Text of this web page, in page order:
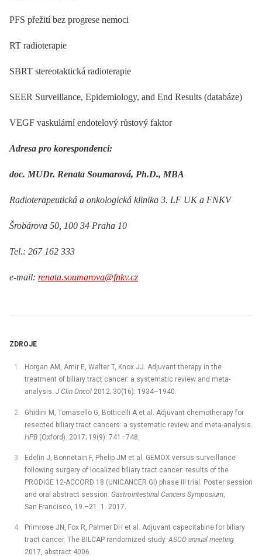
PFS přežití bez progrese nemoci
RT radioterapie
SBRT stereotaktická radioterapie
SEER Surveillance, Epidemiology, and End Results (databáze)
VEGF vaskulární endotelový růstový faktor
Adresa pro korespondenci:
doc. MUDr. Renata Soumarová, Ph.D., MBA
Radioterapeutická a onkologická klinika 3. LF UK a FNKV
Šrobárova 50, 100 34 Praha 10
Tel.: 267 162 333
e-mail: renata.soumarova@fnkv.cz
ZDROJE
Horgan AM, Amir E, Walter T, Knox JJ. Adjuvant therapy in the
treatment of biliary tract cancer: a systematic review and meta-
analysis. J Clin Oncol2012; 30(16): 1934–1940.
Ghidini M, Tomasello G, Botticelli A et al. Adjuvant chemotherapy for
resected biliary tract cancers: a systematic review and meta-analysis.
HPB(Oxford). 2017; 19(9): 741–748.
Edelin J, Bonnetain F, Phelip JM et al. GEMOX versus surveillance
following surgery of localized biliary tract cancer: results of the
PRODIGE 12-ACCORD 18 (UNICANCER GI) phase III trial. Poster session
and oral abstract session. Gastrointestinal Cancers Symposium,
San Francisco, 19.–21. 1. 2017.
Primrose JN, Fox R, Palmer DH et al. Adjuvant capecitabine for biliary
tract cancer. The BILCAP randomized study.ASCO annual meeting
2017, abstract 4006.